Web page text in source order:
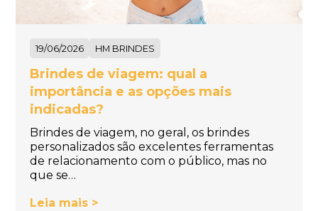
19/06/2026 HM BRINDES
Brindes de viagem: qual a
importância e as opções mais
indicadas?
Brindes de viagem, no geral, os brindes
personalizados são excelentes ferramentas
de relacionamento com o público, mas no
que se…
Leia mais >